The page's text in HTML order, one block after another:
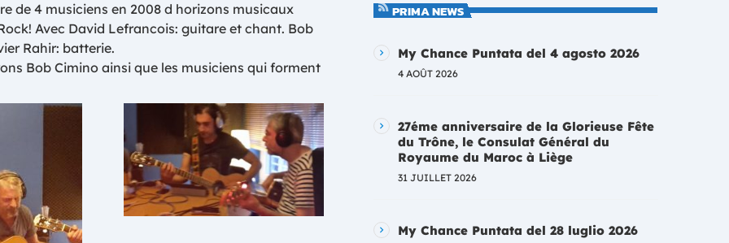
de 4 musiciens en 2008 d horizons musicaux
Avec David Lefrancois: guitare et chant. Bob
Rahir: batterie.
Bob Cimino ainsi que les musiciens qui forment
PRIMA NEWS
My Chance Puntata del 4 agosto 2026
4 AOÛT 2026
27éme anniversaire de la Glorieuse Fête
du Trône, le Consulat Général du
Royaume du Maroc à Liège
31 JUILLET 2026
My Chance Puntata del 28 luglio 2026